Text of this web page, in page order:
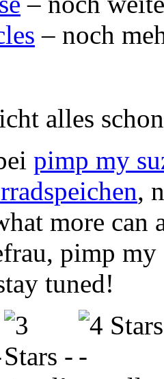
– noch
alles
pimp my
,
more can
pimp
tuned!